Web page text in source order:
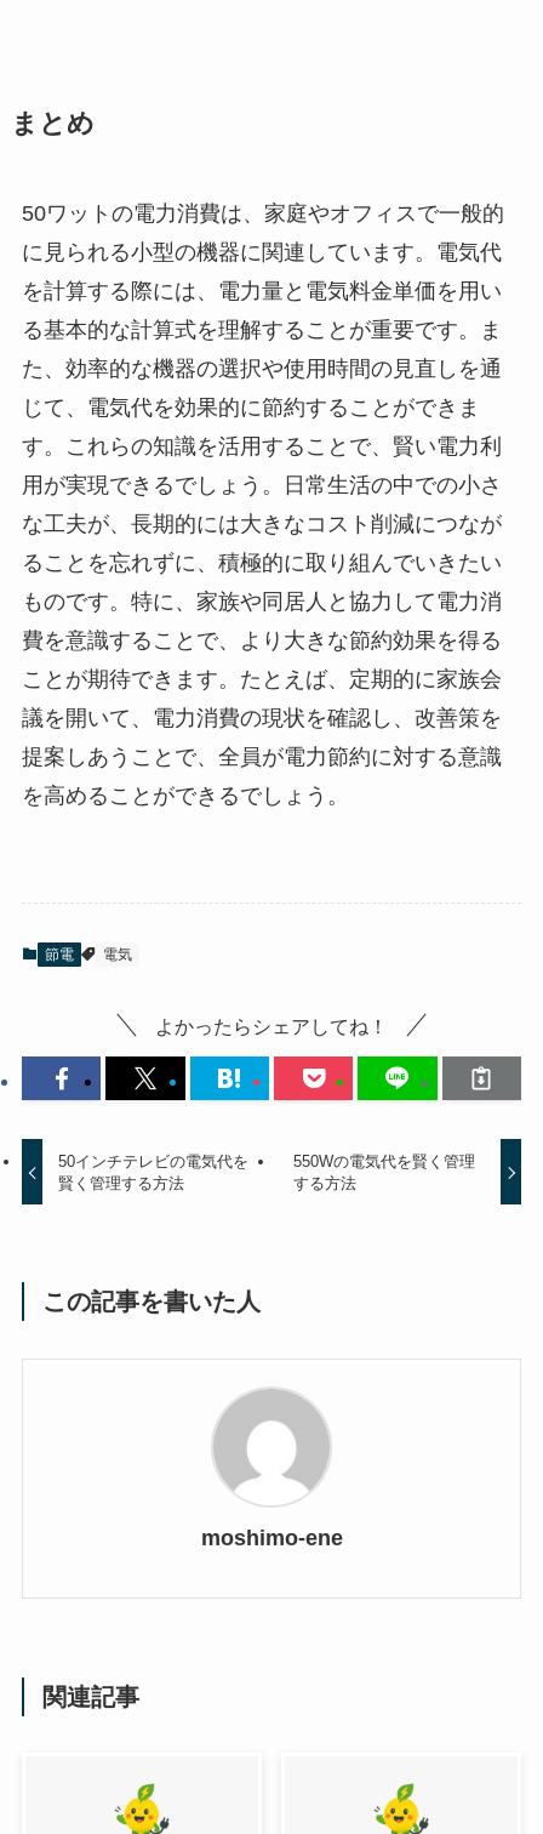
まとめ
50ワットの電力消費は、家庭やオフィスで一般的
に見られる小型の機器に関連しています。電気代
を計算する際には、電力量と電気料金単価を用い
る基本的な計算式を理解することが重要です。ま
た、効率的な機器の選択や使用時間の見直しを通
じて、電気代を効果的に節約することができま
す。これらの知識を活用することで、賢い電力利
用が実現できるでしょう。日常生活の中での小さ
な工夫が、長期的には大きなコスト削減につなが
ることを忘れずに、積極的に取り組んでいきたい
ものです。特に、家族や同居人と協力して電力消
費を意識することで、より大きな節約効果を得る
ことが期待できます。たとえば、定期的に家族会
議を開いて、電力消費の現状を確認し、改善策を
提案しあうことで、全員が電力節約に対する意識
を高めることができるでしょう。
節電 電気
よかったらシェアしてね！
50インチテレビの電気代を
賢く管理する方法
550Wの電気代を賢く管理
する方法
この記事を書いた人
moshimo-ene
関連記事